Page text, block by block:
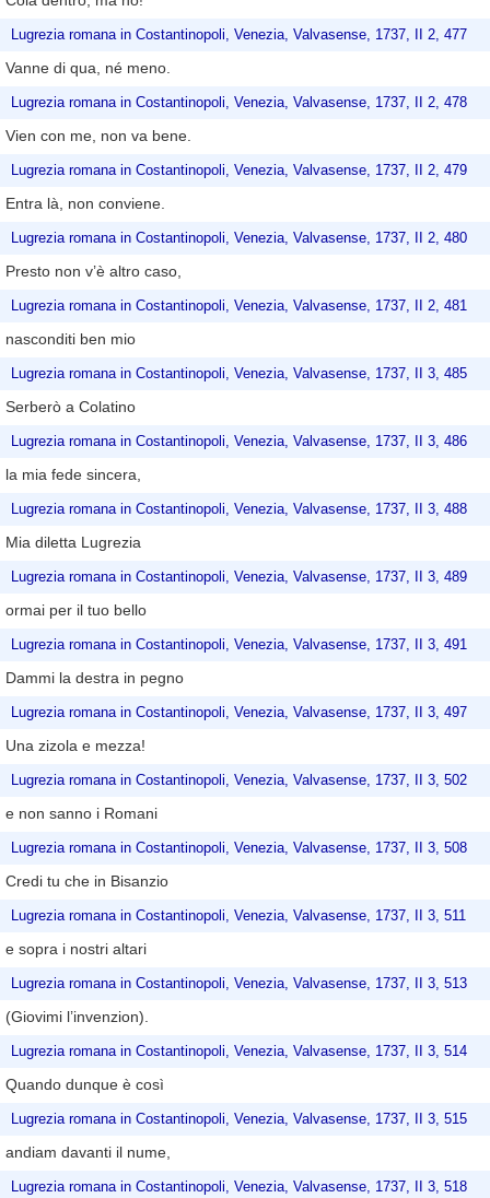
Lugrezia romana in Costantinopoli, Venezia, Valvasense, 1737, II 2, 477
Vanne di qua, né meno.
Lugrezia romana in Costantinopoli, Venezia, Valvasense, 1737, II 2, 478
Vien con me, non va bene.
Lugrezia romana in Costantinopoli, Venezia, Valvasense, 1737, II 2, 479
Entra là, non conviene.
Lugrezia romana in Costantinopoli, Venezia, Valvasense, 1737, II 2, 480
Presto non v’è altro caso,
Lugrezia romana in Costantinopoli, Venezia, Valvasense, 1737, II 2, 481
nasconditi ben mio
Lugrezia romana in Costantinopoli, Venezia, Valvasense, 1737, II 3, 485
Serberò a Colatino
Lugrezia romana in Costantinopoli, Venezia, Valvasense, 1737, II 3, 486
la mia fede sincera,
Lugrezia romana in Costantinopoli, Venezia, Valvasense, 1737, II 3, 488
Mia diletta Lugrezia
Lugrezia romana in Costantinopoli, Venezia, Valvasense, 1737, II 3, 489
ormai per il tuo bello
Lugrezia romana in Costantinopoli, Venezia, Valvasense, 1737, II 3, 491
Dammi la destra in pegno
Lugrezia romana in Costantinopoli, Venezia, Valvasense, 1737, II 3, 497
Una zizola e mezza!
Lugrezia romana in Costantinopoli, Venezia, Valvasense, 1737, II 3, 502
e non sanno i Romani
Lugrezia romana in Costantinopoli, Venezia, Valvasense, 1737, II 3, 508
Credi tu che in Bisanzio
Lugrezia romana in Costantinopoli, Venezia, Valvasense, 1737, II 3, 511
e sopra i nostri altari
Lugrezia romana in Costantinopoli, Venezia, Valvasense, 1737, II 3, 513
(Giovimi l’invenzion).
Lugrezia romana in Costantinopoli, Venezia, Valvasense, 1737, II 3, 514
Quando dunque è così
Lugrezia romana in Costantinopoli, Venezia, Valvasense, 1737, II 3, 515
andiam davanti il nume,
Lugrezia romana in Costantinopoli, Venezia, Valvasense, 1737, II 3, 518